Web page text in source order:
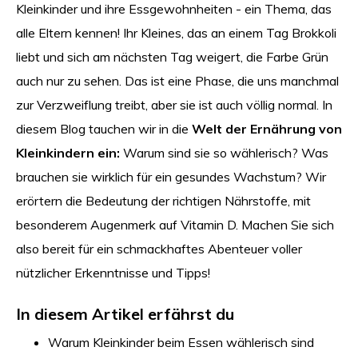
Kleinkinder und ihre Essgewohnheiten - ein Thema, das
alle Eltern kennen! Ihr Kleines, das an einem Tag Brokkoli
liebt und sich am nächsten Tag weigert, die Farbe Grün
auch nur zu sehen. Das ist eine Phase, die uns manchmal
zur Verzweiflung treibt, aber sie ist auch völlig normal. In
diesem Blog tauchen wir in die Welt der Ernährung von
Kleinkindern ein: Warum sind sie so wählerisch? Was
brauchen sie wirklich für ein gesundes Wachstum? Wir
erörtern die Bedeutung der richtigen Nährstoffe, mit
besonderem Augenmerk auf Vitamin D. Machen Sie sich
also bereit für ein schmackhaftes Abenteuer voller
nützlicher Erkenntnisse und Tipps!
In diesem Artikel erfährst du
Warum Kleinkinder beim Essen wählerisch sind